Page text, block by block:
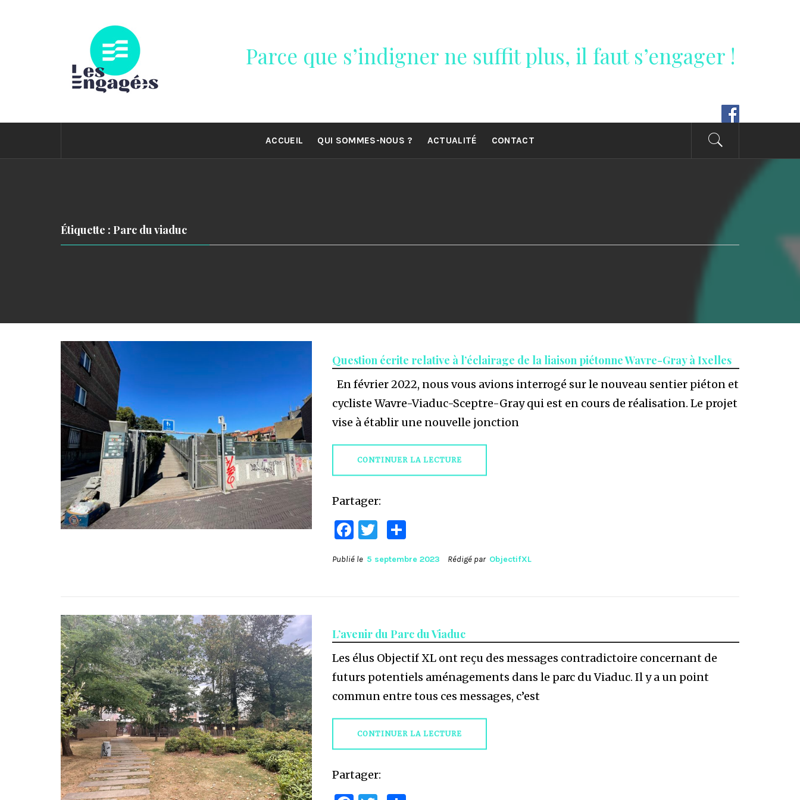
Parce que s’indigner ne suffit plus, il faut s’engager !
ACCUEIL QUI SOMMES-NOUS ? ACTUALITÉ CONTACT
Étiquette : Parc du viaduc
Question écrite relative à l’éclairage de la liaison piétonne Wavre-Gray à Ixelles
En février 2022, nous vous avions interrogé sur le nouveau sentier piéton et
cycliste Wavre-Viaduc-Sceptre-Gray qui est en cours de réalisation. Le projet
vise à établir une nouvelle jonction
CONTINUER LA LECTURE
Partager:
Facebook
TwitterPartager
Publié le 5 septembre 2023 Rédigé par ObjectifXL
L’avenir du Parc du Viaduc
Les élus Objectif XL ont reçu des messages contradictoire concernant de
futurs potentiels aménagements dans le parc du Viaduc. Il y a un point
commun entre tous ces messages, c’est
CONTINUER LA LECTURE
Partager: